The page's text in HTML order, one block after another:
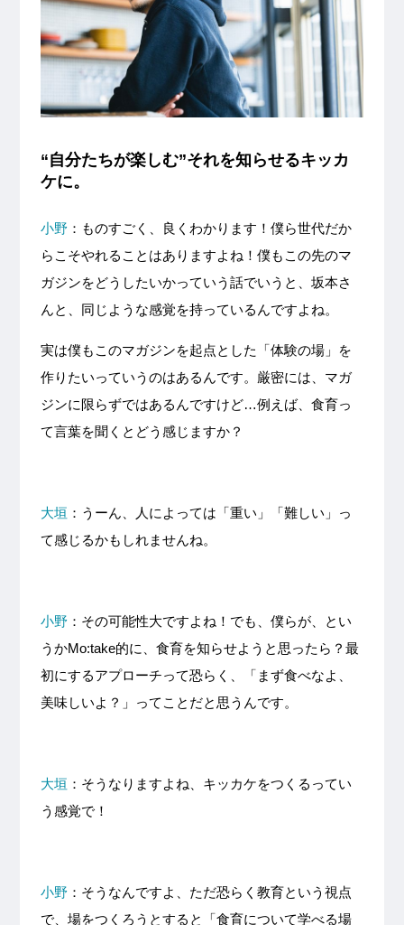
“自分たちが楽しむ”それを知らせるキッカ
ケに。
小野：ものすごく、良くわかります！僕ら世代だか
らこそやれることはありますよね！僕もこの先のマ
ガジンをどうしたいかっていう話でいうと、坂本さ
んと、同じような感覚を持っているんですよね。
実は僕もこのマガジンを起点とした「体験の場」を
作りたいっていうのはあるんです。厳密には、マガ
ジンに限らずではあるんですけど…例えば、食育っ
て言葉を聞くとどう感じますか？
大垣 ：うーん、人によっては「重い」「難しい」っ
て感じるかもしれませんね。
小野：その可能性大ですよね！でも、僕らが、とい
うかMo:take的に、食育を知らせようと思ったら？最
初にするアプローチって恐らく、「まず食べなよ、
美味しいよ？」ってことだと思うんです。
大垣 ：そうなりますよね、キッカケをつくるってい
う感覚で！
小野：そうなんですよ、ただ恐らく教育という視点
で、場をつくろうとすると「食育について学べる場